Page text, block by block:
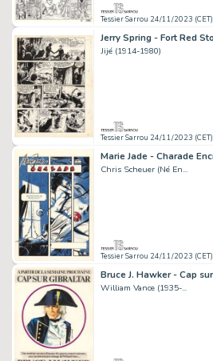
Tessier Sarrou 24/11/2023 (CET)
Jijé (1914-1980)
Tessier Sarrou 24/11/2023 (CET)
Chris Scheuer (Né En...
Tessier Sarrou 24/11/2023 (CET)
William Vance (1935-...